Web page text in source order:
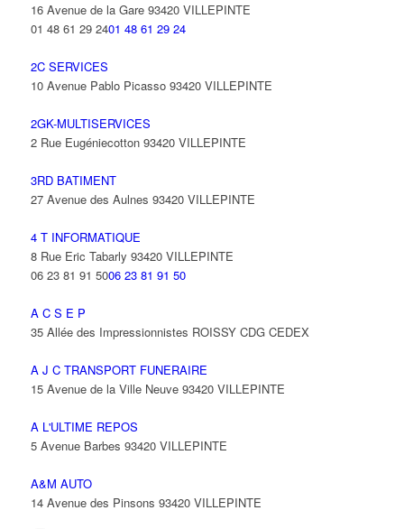
16 Avenue de la Gare 93420 VILLEPINTE
01 48 61 29 2401 48 61 29 24
2C SERVICES
10 Avenue Pablo Picasso 93420 VILLEPINTE
2GK-MULTISERVICES
2 Rue Eugéniecotton 93420 VILLEPINTE
3RD BATIMENT
27 Avenue des Aulnes 93420 VILLEPINTE
4 T INFORMATIQUE
8 Rue Eric Tabarly 93420 VILLEPINTE
06 23 81 91 5006 23 81 91 50
A C S E P
35 Allée des Impressionnistes ROISSY CDG CEDEX
A J C TRANSPORT FUNERAIRE
15 Avenue de la Ville Neuve 93420 VILLEPINTE
A L'ULTIME REPOS
5 Avenue Barbes 93420 VILLEPINTE
A&M AUTO
14 Avenue des Pinsons 93420 VILLEPINTE